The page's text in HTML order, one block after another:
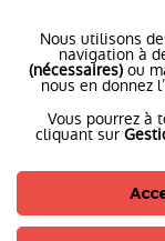
✆ 18№National
le SDISle
l'équipe
©2026
Nous utilisons
navigation à
(nécessaires) ou
nous en donnez
Vous pourrez à
cliquant sur